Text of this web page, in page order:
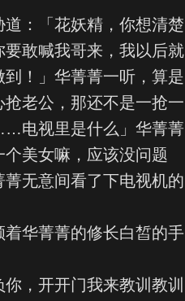
：「花妖精，你想清楚
敢喊我哥来，我以后就
！」华菁菁一听，算是
老公，那还不是一抢一
电视里是什么」华菁菁
美女嘛，应该没问题
无意间看了下电视机的
华菁菁的修长白皙的手
，开开门我来教训教训